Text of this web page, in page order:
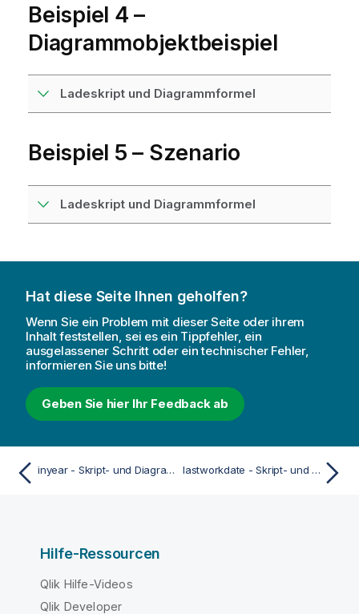
Beispiel 4 –
Diagrammobjektbeispiel
Ladeskript und Diagrammformel
Beispiel 5 – Szenario
Ladeskript und Diagrammformel
Hat diese Seite Ihnen geholfen?
Wenn Sie ein Problem mit dieser Seite oder ihrem
Inhalt feststellen, sei es ein Tippfehler, ein
ausgelassener Schritt oder ein technischer Fehler,
informieren Sie uns bitte!
Geben Sie hier Ihr Feedback ab
inyear - Skript- und Diagrammfunktion lastworkdate - Skript- und Diagrammfunktion
Hilfe-Ressourcen
Qlik Hilfe-Videos
Qlik Developer